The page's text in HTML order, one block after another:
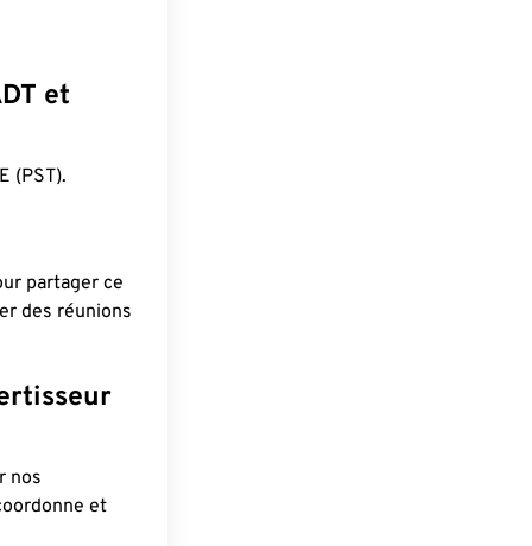
et
(PST).
partager ce
des réunions
nos
et